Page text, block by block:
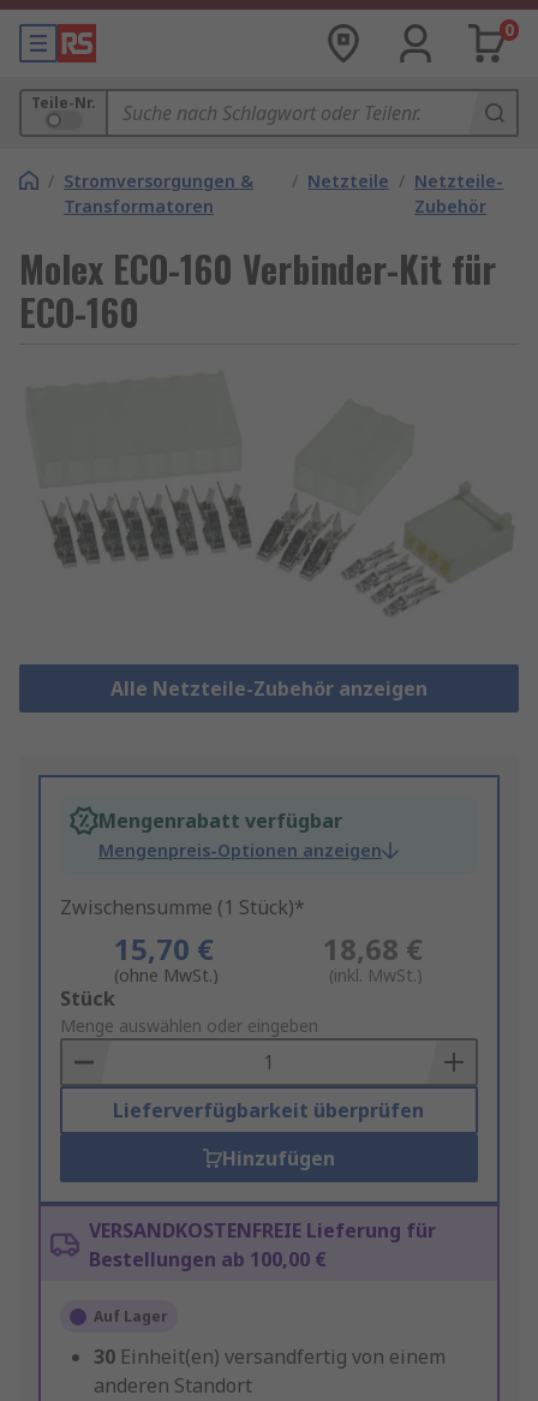
0
Teile-Nr.
/ Stromversorgungen &
Transformatoren
/ Netzteile / Netzteile-
Zubehör
Molex ECO-160 Verbinder-Kit für
ECO-160
Alle Netzteile-Zubehör anzeigen
Mengenrabatt verfügbar
Mengenpreis-Optionen anzeigen
Zwischensumme (1 Stück)*
15,70 €
(ohne MwSt.)
18,68 €
(inkl. MwSt.)
Add
to
Basket
Stück
Menge auswählen oder eingeben
Lieferverfügbarkeit überprüfen
Hinzufügen
VERSANDKOSTENFREIE Lieferung für
Bestellungen ab 100,00 €
Auf Lager
30 Einheit(en) versandfertig von einem
anderen Standort